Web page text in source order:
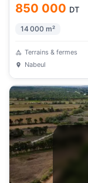
850 000 DT
14 000 m²
Terrains & fermes
Nabeul